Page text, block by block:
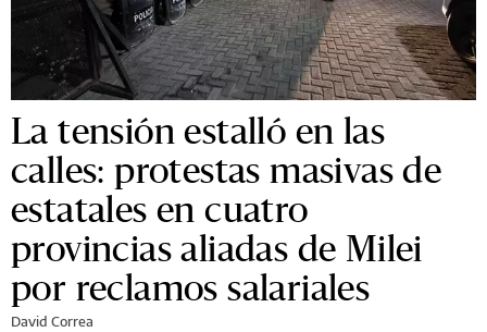
La tensión estalló en las
calles: protestas masivas de
estatales en cuatro
provincias aliadas de Milei
por reclamos salariales
David Correa